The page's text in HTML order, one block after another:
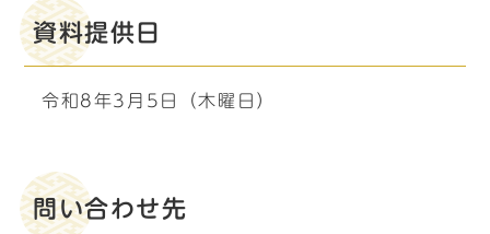
資料提供日
令和8年3月5日（木曜日）
問い合わせ先